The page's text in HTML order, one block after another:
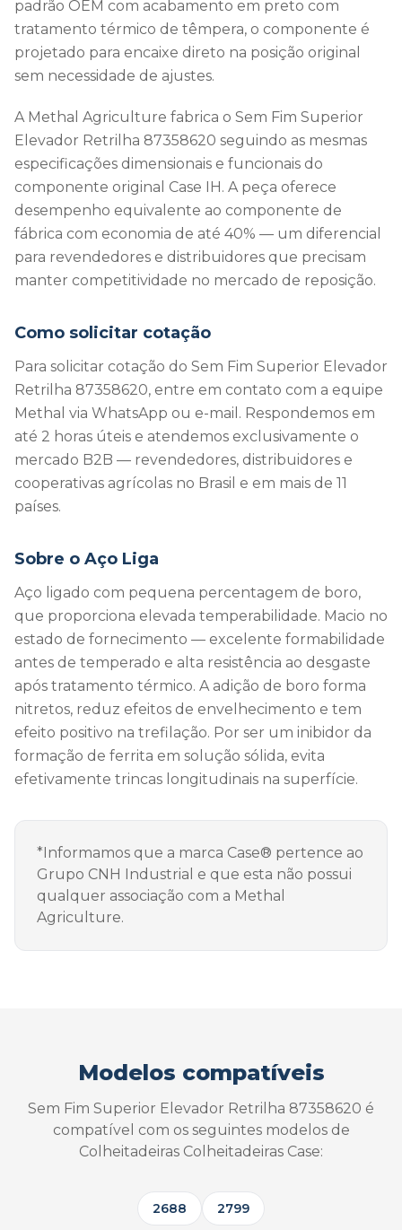
padrão OEM com acabamento em preto com
tratamento térmico de têmpera, o componente é
projetado para encaixe direto na posição original
sem necessidade de ajustes.
A Methal Agriculture fabrica o Sem Fim Superior
Elevador Retrilha 87358620 seguindo as mesmas
especificações dimensionais e funcionais do
componente original Case IH. A peça oferece
desempenho equivalente ao componente de
fábrica com economia de até 40% — um diferencial
para revendedores e distribuidores que precisam
manter competitividade no mercado de reposição.
Como solicitar cotação
Para solicitar cotação do Sem Fim Superior Elevador
Retrilha 87358620, entre em contato com a equipe
Methal via WhatsApp ou e-mail. Respondemos em
até 2 horas úteis e atendemos exclusivamente o
mercado B2B — revendedores, distribuidores e
cooperativas agrícolas no Brasil e em mais de 11
países.
Sobre o Aço Liga
Aço ligado com pequena percentagem de boro,
que proporciona elevada temperabilidade. Macio no
estado de fornecimento — excelente formabilidade
antes de temperado e alta resistência ao desgaste
após tratamento térmico. A adição de boro forma
nitretos, reduz efeitos de envelhecimento e tem
efeito positivo na trefilação. Por ser um inibidor da
formação de ferrita em solução sólida, evita
efetivamente trincas longitudinais na superfície.
*Informamos que a marca Case® pertence ao
Grupo CNH Industrial e que esta não possui
qualquer associação com a Methal
Agriculture.
Modelos compatíveis
Sem Fim Superior Elevador Retrilha 87358620 é
compatível com os seguintes modelos de
Colheitadeiras Colheitadeiras Case:
2688 2799